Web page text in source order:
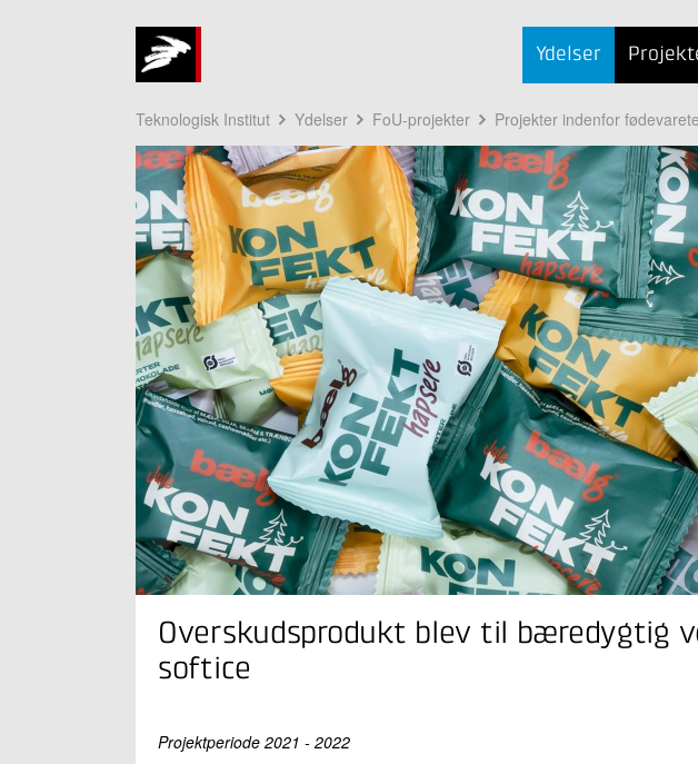
Ydelser
Teknologisk Institut Ydelser FoU-projekter Projekter indenfor
Overskudsprodukt blev til bæredygtig
softice
Projektperiode 2021 - 2022